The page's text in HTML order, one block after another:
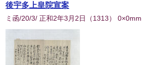
後宇多上皇院宣案
ミ函/20/3/ 正和2年3月2日 （1313） 0×0mm